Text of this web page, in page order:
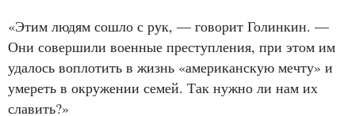
«Этим людям сошло с рук, — говорит Голинкин. —
Они совершили военные преступления, при этом им
удалось воплотить в жизнь «американскую мечту» и
умереть в окружении семей. Так нужно ли нам их
славить?»